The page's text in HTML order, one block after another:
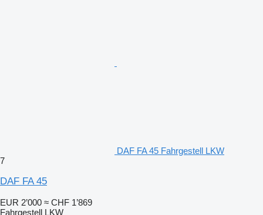
DAF FA 45 Fahrgestell LKW
7
DAF FA 45
EUR 2’000 ≈ CHF 1’869
Fahrgestell LKW